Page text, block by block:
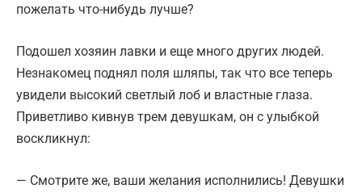
пожелать что-нибудь лучше?
Подошел хозяин лавки и еще много других людей.
Незнакомец поднял поля шляпы, так что все теперь
увидели высокий светлый лоб и властные глаза.
Приветливо кивнув трем девушкам, он с улыбкой
воскликнул:
— Смотрите же, ваши желания исполнились! Девушки